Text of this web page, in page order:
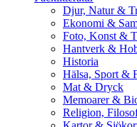
Djur, Natur &
Ekonomi &
Foto, Konst &
Hantverk &
Historia
Hälsa, Sport &
Mat & Dryck
Memoarer &
Religion,